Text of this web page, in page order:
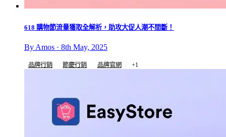
618 購物節流量獲取全解析，助攻大促人潮不間斷！
By Amos · 8th May, 2025
品牌行銷 節慶行銷 品牌官網 +1